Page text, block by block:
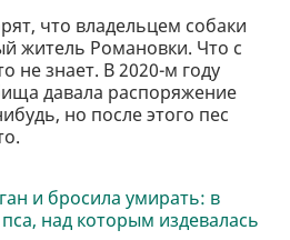
что владельцем собаки
житель Романовки. Что с
не знает. В 2020-м году
давала распоряжение
но после этого пес
и бросила умирать: в
над которым издевалась